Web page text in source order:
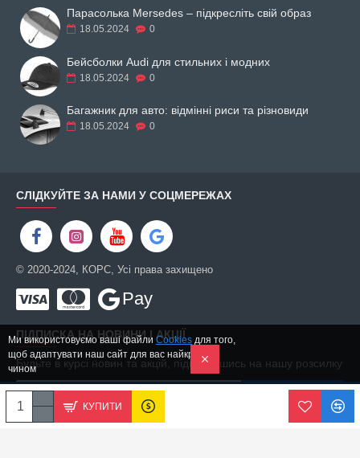
КУПИТИ
Парасолька Mersedes – підкресліть свій образ
18.05.2024 0
Бейсболки Audi для стильних і модних
18.05.2024 0
Багажник для авто: відмінні риси та різновиди
18.05.2024 0
СЛІДКУЙТЕ ЗА НАМИ У СОЦМЕРЕЖАХ
© 2020-2024, КОРС, Усі права захищено
Pay
ПІДПИСКА НА НОВИНИ І АКЦІЇ
Будьте в курсі новин та акцій, підписавшись на нашу розсилку
Ми використовуємо ваші файли Cookies для того,
щоб адаптувати наш сайт для вас найкращим
чином